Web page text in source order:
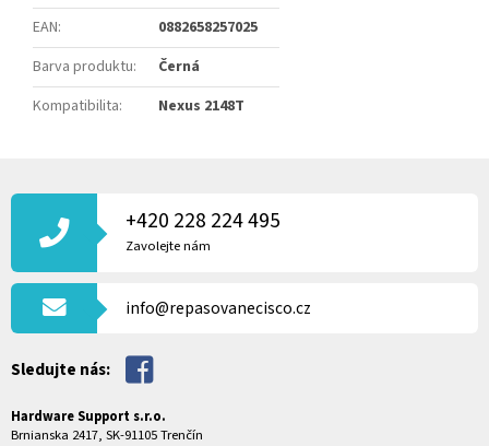
EAN:
0882658257025
Barva produktu:
Černá
Kompatibilita: Nexus 2148T
Á
T
+420 228 224 495
Zavolejte nám
info@repasovanecisco.cz
Sledujte nás:
Hardware Support s.r.o.
Brnianska 2417, SK-91105 Trenčín